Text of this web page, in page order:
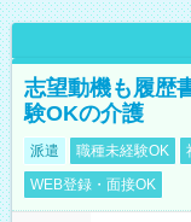
志望動機も履歴
験OKの介護
派遣 職種未経験OK
WEB登録・面接OK